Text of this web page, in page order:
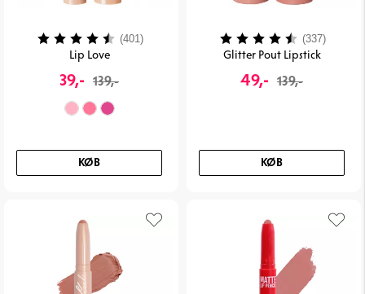
Lip Love
39,- 139,-
KØB
Vurdering: (401) 4.3 ud af 5 stjerner
Glitter Pout Lipstick
49,- 139,-
KØB
Vurdering: (337)